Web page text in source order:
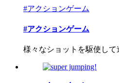
#アクションゲーム
#アクションゲーム
様々なショットを駆使して